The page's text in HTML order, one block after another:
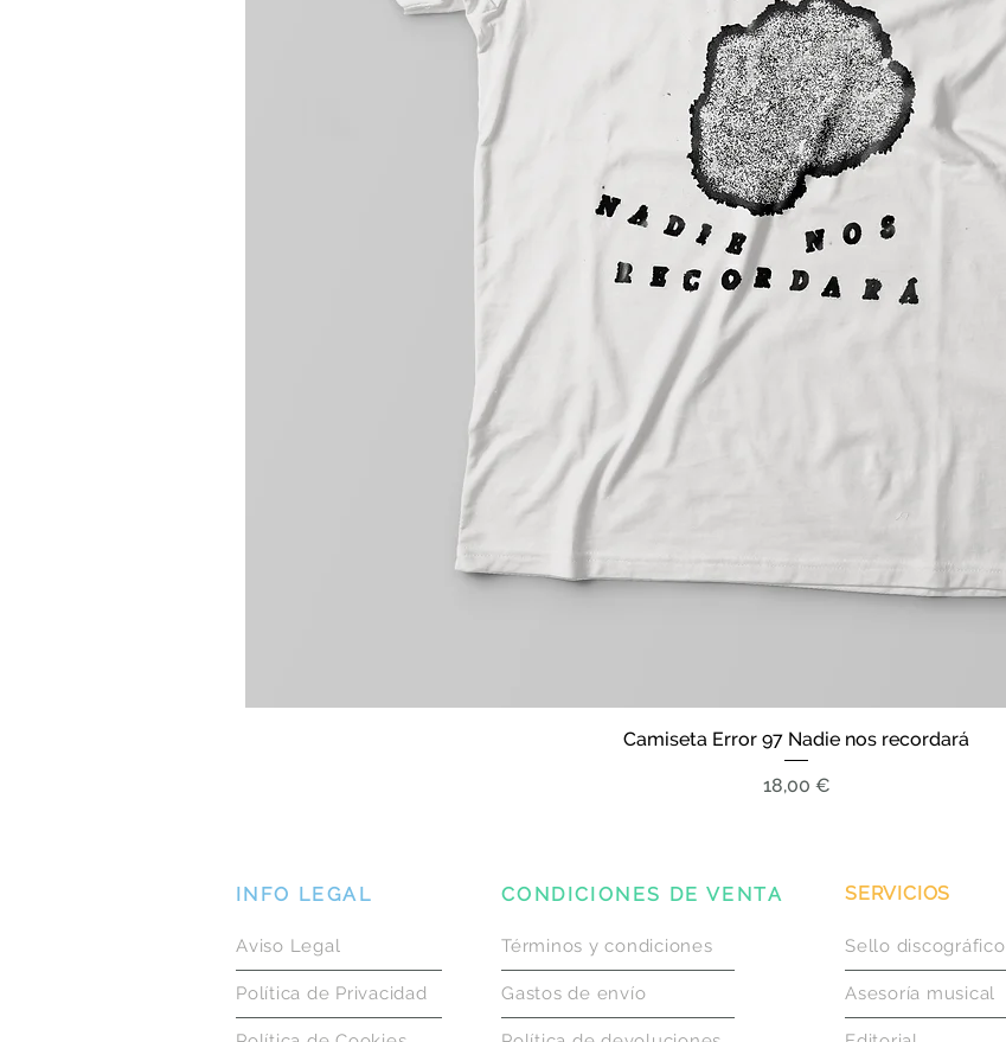
Vista rápida
Camiseta Error 97 Nadie nos recordará
Precio
18,00 €
INFO LEGAL
Aviso Legal
Política de Privacidad
CONDICIONES DE VENTA
Términos y condiciones
Gastos de envío
SERVICIOS
Sello discográfico
Asesoría musical